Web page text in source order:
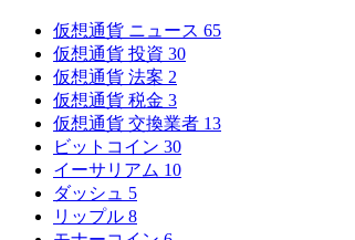
仮想通貨 ニュース 65
仮想通貨 投資 30
仮想通貨 法案 2
仮想通貨 税金 3
仮想通貨 交換業者 13
ビットコイン 30
イーサリアム 10
ダッシュ 5
リップル 8